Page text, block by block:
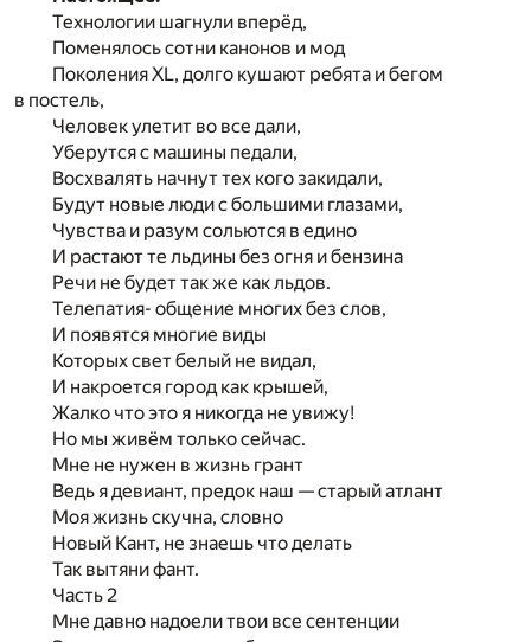
Технологии шагнули вперёд,
Поменялось сотни канонов и мод
Поколения XL, долго кушают ребята и бегом
в постель,
Человек улетит во все дали,
Уберутся с машины педали,
Восхвалять начнут тех кого закидали,
Будут новые люди c большими глазами,
Чувства и разум сольются в едино
И растают те льдины без огня и бензина
Речи не будет так же как льдов.
Телепатия- общение многих без слов,
И появятся многие виды
Которых свет белый не видал,
И накроется город как крышей,
Жалко что это я никогда не увижу!
Но мы живём только сейчас.
Мне не нужен в жизнь грант
Ведь я девиант, предок наш — старый атлант
Моя жизнь скучна, словно
Новый Кант, не знаешь что делать
Так вытяни фант.
Часть 2
Мне давно надоели твои все сентенции